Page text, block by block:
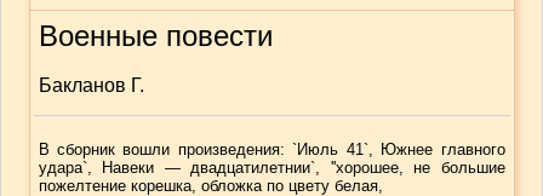
Военные повести
Бакланов Г.
В сборник вошли произведения: `Июль 41`, Южнее главного
удара`, Навеки — двадцатилетнии`, ''хорошее, не большие
пожелтение корешка, обложка по цвету белая,